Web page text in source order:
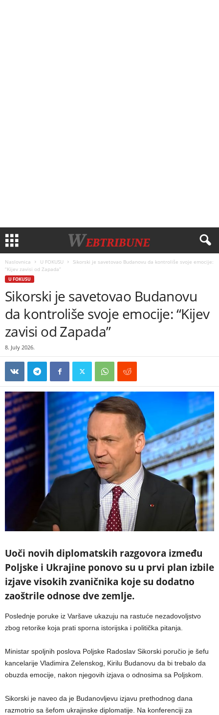
Naslovnica U FOKUSU
Sikorski je savetovao Budanovu da kontroliše svoje emocije:
“Kijev zavisi od Zapada”
U FOKUSU
Sikorski je savetovao Budanovu
da kontroliše svoje emocije: “Kijev
zavisi od Zapada”
8. July 2026.
Uoči novih diplomatskih razgovora između
Poljske i Ukrajine ponovo su u prvi plan izbile
izjave visokih zvaničnika koje su dodatno
zaoštrile odnose dve zemlje.
Poslednje poruke iz Varšave ukazuju na rastuće nezadovoljstvo
zbog retorike koja prati sporna istorijska i politička pitanja.
Ministar spoljnih poslova Poljske Radoslav Sikorski poručio je šefu
kancelarije Vladimira Zelenskog, Kirilu Budanovu da bi trebalo da
obuzda emocije, nakon njegovih izjava o odnosima sa Poljskom.
Sikorski je naveo da je Budanovljevu izjavu prethodnog dana
razmotrio sa šefom ukrajinske diplomatije. Na konferenciji za